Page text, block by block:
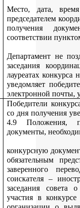
Место, дата, время
председателем
получения
соответствии
Департамент не
заседания
лауреатах
уведомляет
электронной почты,
Победители
со дня получения
4.9 Положения,
документы,
конкурсную
обязательным
заверенного
соискателя –
заседания совета
участия в